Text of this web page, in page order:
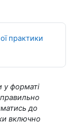
практики
у форматі
до
включно